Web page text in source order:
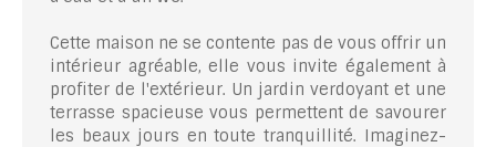
Cette maison ne se contente pas de vous offrir un
intérieur agréable, elle vous invite également à
profiter de l'extérieur. Un jardin verdoyant et une
terrasse spacieuse vous permettent de savourer
les beaux jours en toute tranquillité. Imaginez-